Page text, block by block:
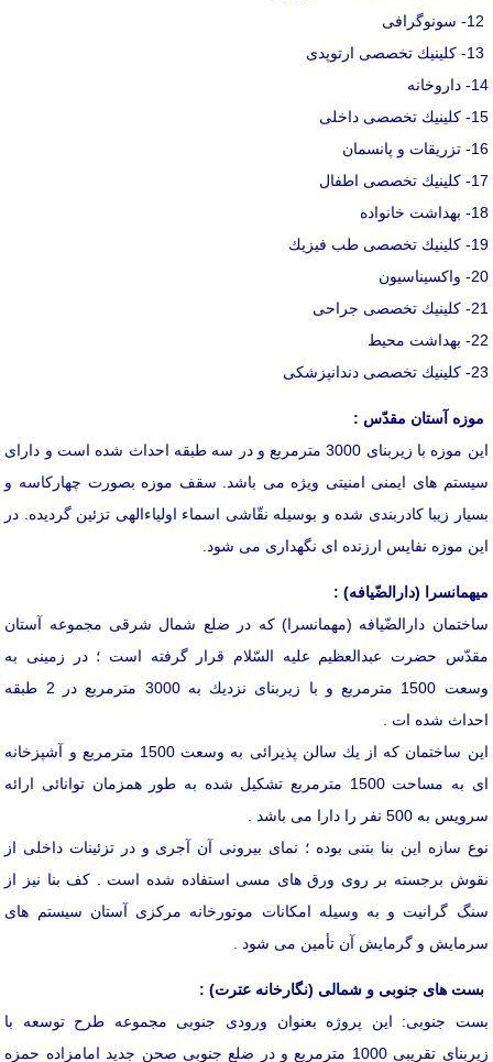
14- داروخانه
15- كلینیك تخصصی داخلی
16- تزریقات و پانسمان
17- كلینیك تخصصی اطفال
18- بهداشت خانواده
19- كلینیك تخصصی طب فیزیك
20- واكسیناسیون
21- كلینیك تخصصی جراحی
22- بهداشت محیط
23- كلینیك تخصصی دندانپزشكی
موزه آستان مقدّس :
این موزه با زیربنای 3000 مترمربع و در سه طبقه احداث شده است و دارای
سیستم های ایمنی امنیتی ویژه می باشد. سقف موزه بصورت چهاركاسه و
بسیار زیبا كادربندی شده و بوسیله نقّاشی اسماء اولیاءالهی تزئین گردیده. در
این موزه نفایس ارزنده ای نگهداری می شود.
میهمانسرا (دارالضّیافه) :
ساختمان دارالضّیافه (مهمانسرا) كه در ضلع شمال شرقی مجموعه آستان
مقدّس حضرت عبدالعظیم علیه السّلام قرار گرفته است ؛ در زمینی به
وسعت 1500 مترمربع و با زیربنای نزدیك به 3000 مترمربع در 2 طبقه
احداث شده ات .
این ساختمان كه از یك سالن پذیرائی به وسعت 1500 مترمربع و آشپزخانه
ای به مساحت 1500 مترمربع تشكیل شده به طور همزمان توانائی ارائه
سرویس به 500 نفر را دارا می باشد .
نوع سازه این بنا بتنی بوده ؛‌ نمای بیرونی آن آجری و در تزئینات داخلی از
نقوش برجسته بر روی ورق های مسی استفاده شده است . كف بنا نیز از
سنگ گرانیت و به وسیله امكانات موتورخانه مركزی آستان سیستم های
سرمایش و گرمایش آن تأمین می شود .
بست های جنوبی و شمالی (نگارخانه عترت) :
بست جنوبی: این پروژه بعنوان ورودی جنوبی مجموعه طرح توسعه با
زیربنای تقریبی 1000 مترمربع و در ضلع جنوبی صحن جدید امامزاده حمزه